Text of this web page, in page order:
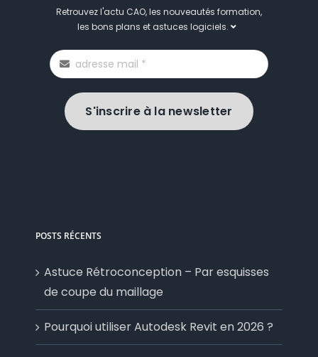
Retrouvez l'actu CAO, les nouveautés formation,
les bons plans et astuces logiciels.
S'inscrire à la newsletter
POSTS RÉCENTS
Astuce Rétroconception – Par esquisses
de coupe du maillage
Pourquoi utiliser Autodesk Revit en 2026 ?